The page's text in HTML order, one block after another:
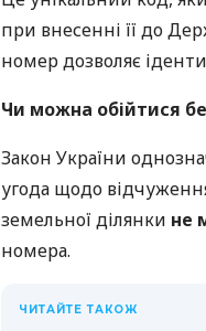
при внесенні її до
номер дозволяє
Чи можна обійтися
Закон України
угода щодо
земельної ділянки не
номера.
ЧИТАЙТЕ ТАКОЖ